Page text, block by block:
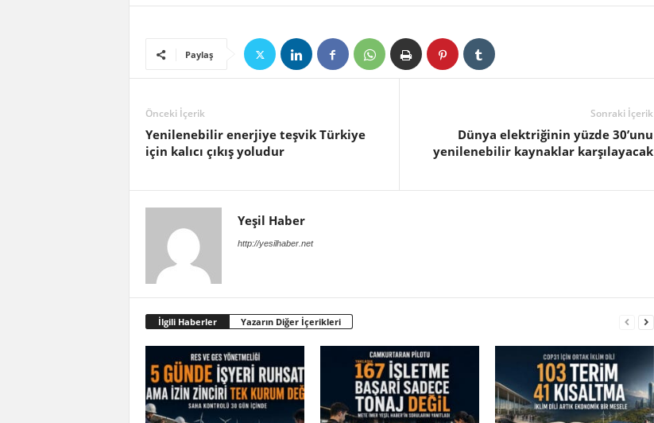
Paylaş
Önceki İçerik
Yenilenebilir enerjiye teşvik Türkiye
için kalıcı çıkış yoludur
Sonraki İçerik
Dünya elektriğinin yüzde 30’unu
yenilenebilir kaynaklar karşılayacak
Yeşil Haber
http://yesilhaber.net
İlgili Haberler Yazarın Diğer İçerikleri